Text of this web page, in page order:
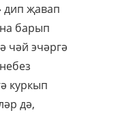
дип җавап
барып
чәй эчәргә
куркып
дә,